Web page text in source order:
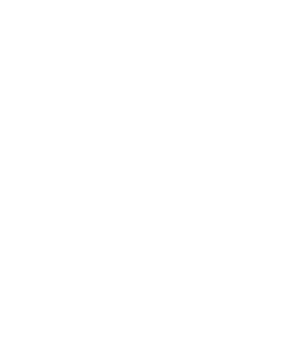
† 삶과 신